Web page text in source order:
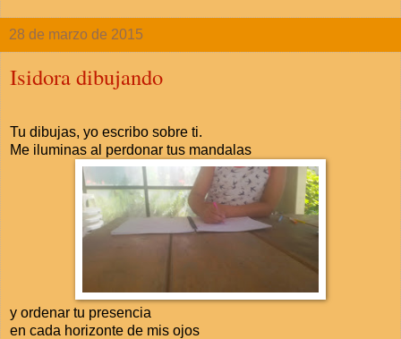
28 de marzo de 2015
Isidora dibujando
Tu dibujas, yo escribo sobre ti.
Me iluminas al perdonar tus mandalas
y ordenar tu presencia
en cada horizonte de mis ojos